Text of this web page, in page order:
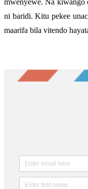
mwenyewe. Na kiwango
ni baridi. Kitu pekee
maarifa bila vitendo